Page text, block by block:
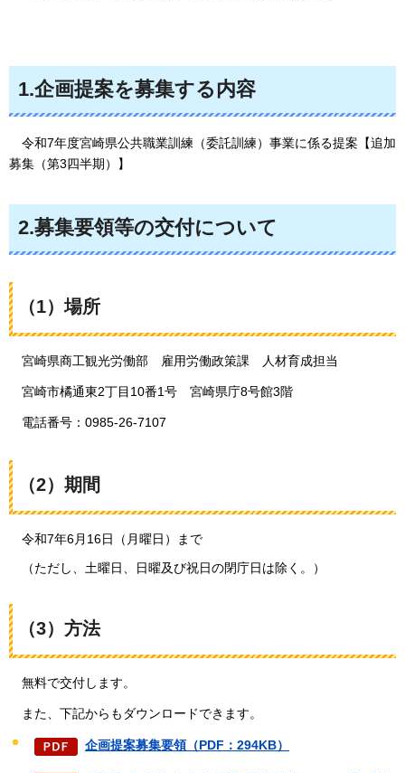
1.企画提案を募集する内容
令和7年度宮崎県公共職業訓練（委託訓練）事業に係る提案【追加
募集（第3四半期）】
2.募集要領等の交付について
（1）場所
宮崎県商工観光労働部 雇用労働政策課 人材育成担当
宮崎市橘通東2丁目10番1号 宮崎県庁8号館3階
電話番号： 0985-26-7107
（2）期間
令和7年6月16日（月曜日）まで
（ただし、土曜日、日曜及び祝日の閉庁日は除く。）
（3）方法
無料で交付します。
また、 下記からもダウンロードできます。
企画提案募集要領（PDF：294KB）